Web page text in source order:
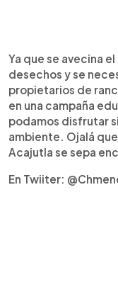
Ya que se avecina
desechos y se
propietarios de
en una campaña
podamos disfrutar
ambiente. Ojalá
Acajutla se sepa
En Twiiter: